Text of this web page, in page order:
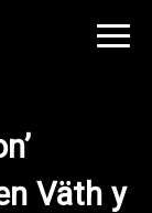
Väth y